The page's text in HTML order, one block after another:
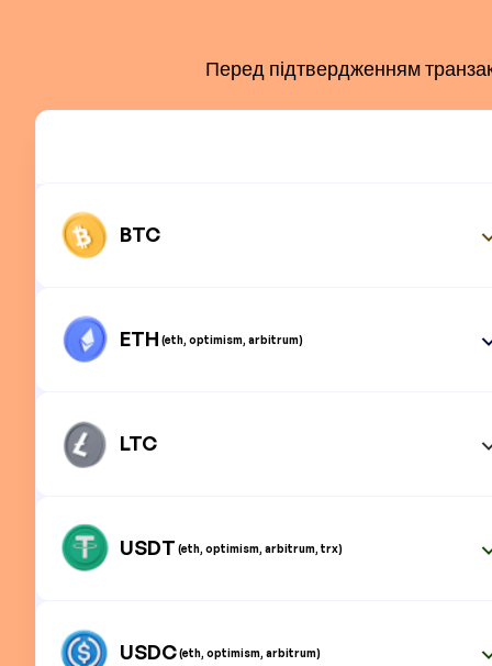
Перед підтвердженням
BTC
ETH (eth, optimism, arbitrum)
LTC
USDT (eth, optimism, arbitrum, trx)
USDC(eth, optimism, arbitrum)